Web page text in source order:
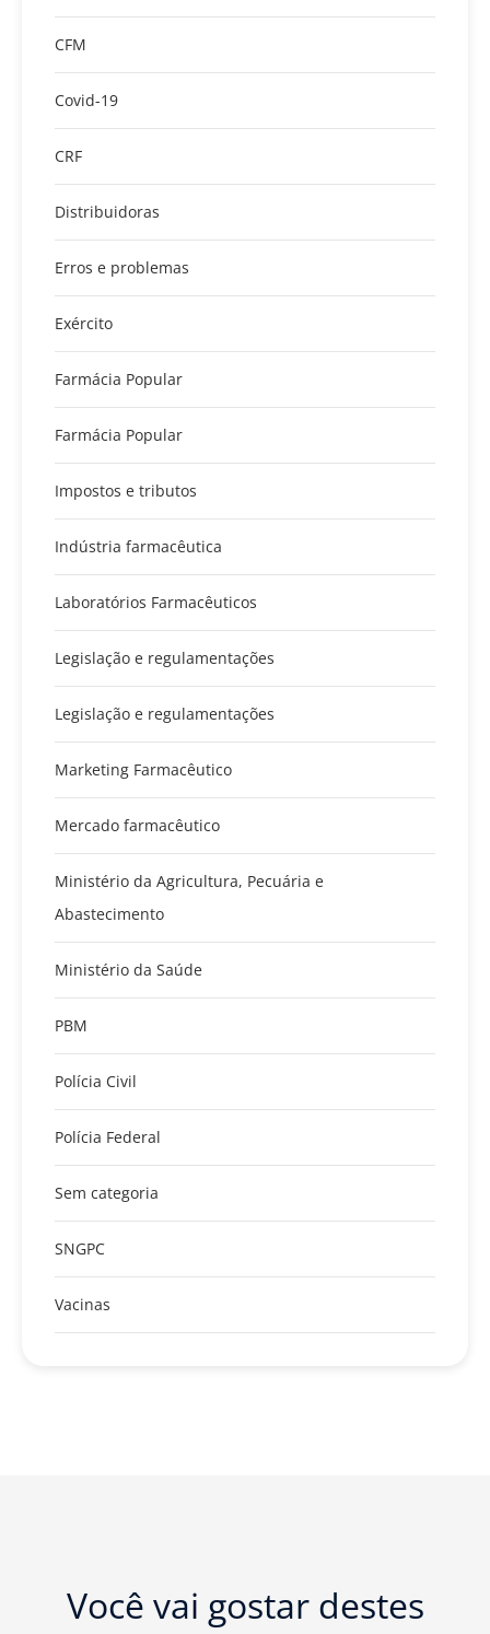
CFM
Covid-19
CRF
Distribuidoras
Erros e problemas
Exército
Farmácia Popular
Farmácia Popular
Impostos e tributos
Indústria farmacêutica
Laboratórios Farmacêuticos
Legislação e regulamentações
Legislação e regulamentações
Marketing Farmacêutico
Mercado farmacêutico
Ministério da Agricultura, Pecuária e
Abastecimento
Ministério da Saúde
PBM
Polícia Civil
Polícia Federal
Sem categoria
SNGPC
Vacinas
Você vai gostar destes